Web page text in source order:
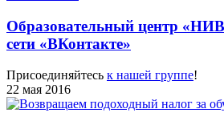
Образовательный центр
сети «ВКонтакте»
Присоединяйтесь к нашей группе!
22 мая 2016